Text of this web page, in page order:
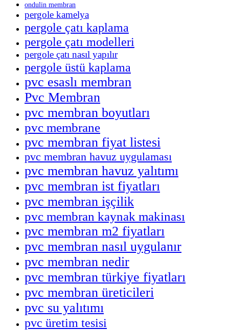
ondulin membran
pergole kamelya
pergole çatı kaplama
pergole çatı modelleri
pergole çatı nasıl yapılır
pergole üstü kaplama
pvc esaslı membran
Pvc Membran
pvc membran boyutları
pvc membrane
pvc membran fiyat listesi
pvc membran havuz uygulaması
pvc membran havuz yalıtımı
pvc membran ist fiyatları
pvc membran işçilik
pvc membran kaynak makinası
pvc membran m2 fiyatları
pvc membran nasıl uygulanır
pvc membran nedir
pvc membran türkiye fiyatları
pvc membran üreticileri
pvc su yalıtımı
pvc üretim tesisi